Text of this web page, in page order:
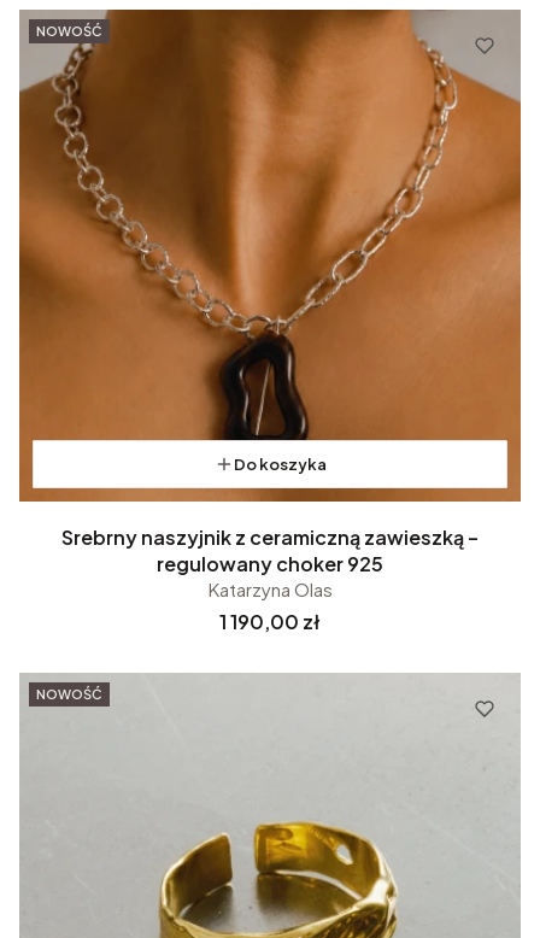
NOWOŚĆ
Do koszyka
Srebrny naszyjnik z ceramiczną zawieszką –
regulowany choker 925
Katarzyna Olas
Cena
1 190,00 zł
NOWOŚĆ